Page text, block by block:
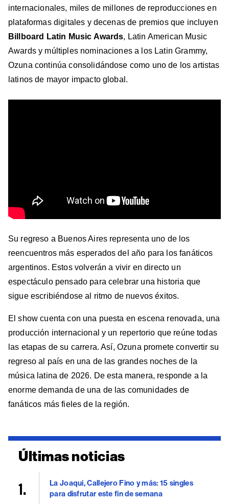
internacionales, miles de millones de reproducciones en
plataformas digitales y decenas de premios que incluyen
Billboard Latin Music Awards, Latin American Music
Awards y múltiples nominaciones a los Latin Grammy,
Ozuna continúa consolidándose como uno de los artistas
latinos de mayor impacto global.
Su regreso a Buenos Aires representa uno de los
reencuentros más esperados del año para los fanáticos
argentinos. Estos volverán a vivir en directo un
espectáculo pensado para celebrar una historia que
sigue escribiéndose al ritmo de nuevos éxitos.
El show cuenta con una puesta en escena renovada, una
producción internacional y un repertorio que reúne todas
las etapas de su carrera. Así, Ozuna promete convertir su
regreso al país en una de las grandes noches de la
música latina de 2026. De esta manera, responde a la
enorme demanda de una de las comunidades de
fanáticos más fieles de la región.
Últimas noticias
La Joaqui, Callejero Fino y más: 15 singles
para disfrutar este fin de semana